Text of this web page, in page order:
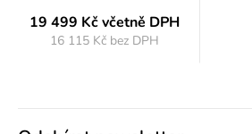
19 499 Kčvčetně DPH
16 115 Kč bez DPH